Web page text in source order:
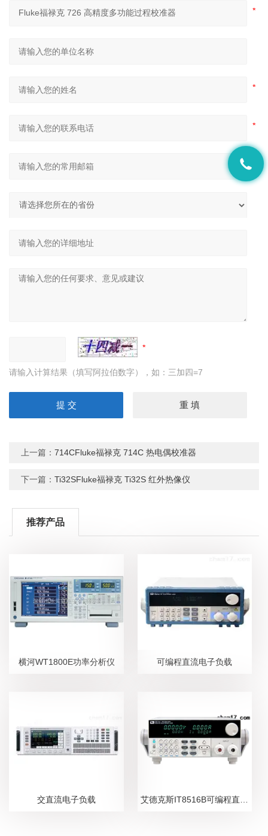
请输入计算结果（填写阿拉伯数字），如：三加四=7
上一篇：714CFluke福禄克 714C 热电偶校准器
下一篇：Ti32SFluke福禄克 Ti32S 红外热像仪
推荐产品
横河WT1800E功率分析仪 可编程直流电子负载
交直流电子负载